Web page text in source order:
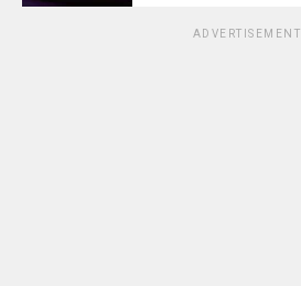
ADVERTISEMENT